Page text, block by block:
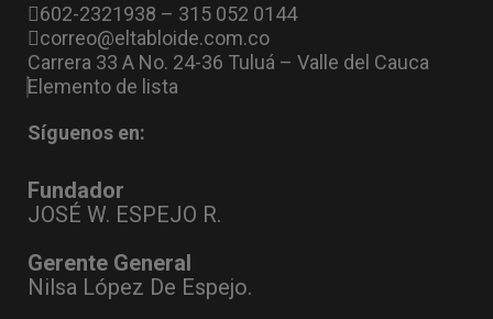
602-2321938 – 315 052 0144
correo@eltabloide.com.co
Carrera 33 A No. 24-36 Tuluá – Valle del Cauca
Elemento de lista
Síguenos en:
Fundador
JOSÉ W. ESPEJO R.
Gerente General
Nilsa López De Espejo.